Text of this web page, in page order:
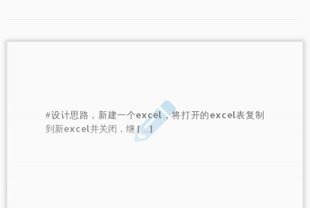
#设计思路，新建一个excel，将打开的excel表复制
到新excel并关闭，继 […]